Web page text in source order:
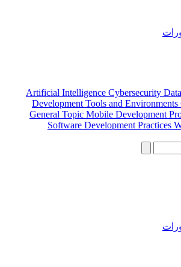
Artificial Intelligence Cybersecurity
Development Tools and Environments
General Topic Mobile Development
Software Development Practices